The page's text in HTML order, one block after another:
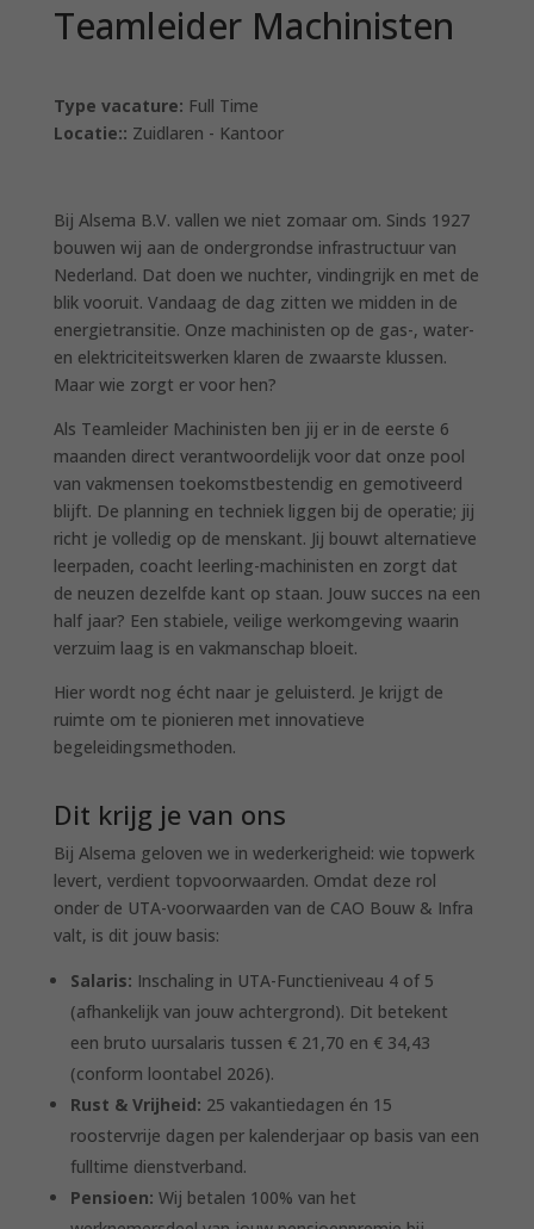
Teamleider Machinisten
Type vacature: Full Time
Locatie:: Zuidlaren - Kantoor
Bij Alsema B.V. vallen we niet zomaar om. Sinds 1927
bouwen wij aan de ondergrondse infrastructuur van
Nederland. Dat doen we nuchter, vindingrijk en met de
blik vooruit. Vandaag de dag zitten we midden in de
energietransitie. Onze machinisten op de gas-, water-
en elektriciteitswerken klaren de zwaarste klussen.
Maar wie zorgt er voor hen?
Als Teamleider Machinisten ben jij er in de eerste 6
maanden direct verantwoordelijk voor dat onze pool
van vakmensen toekomstbestendig en gemotiveerd
blijft. De planning en techniek liggen bij de operatie; jij
richt je volledig op de menskant. Jij bouwt alternatieve
leerpaden, coacht leerling-machinisten en zorgt dat
de neuzen dezelfde kant op staan. Jouw succes na een
half jaar? Een stabiele, veilige werkomgeving waarin
verzuim laag is en vakmanschap bloeit.
Hier wordt nog écht naar je geluisterd. Je krijgt de
ruimte om te pionieren met innovatieve
begeleidingsmethoden.
Dit krijg je van ons
Bij Alsema geloven we in wederkerigheid: wie topwerk
levert, verdient topvoorwaarden. Omdat deze rol
onder de UTA-voorwaarden van de CAO Bouw & Infra
valt, is dit jouw basis:
Salaris: Inschaling in UTA-Functieniveau 4 of 5
(afhankelijk van jouw achtergrond). Dit betekent
een bruto uursalaris tussen € 21,70 en € 34,43
(conform loontabel 2026).
Rust & Vrijheid: 25 vakantiedagen én 15
roostervrije dagen per kalenderjaar op basis van een
fulltime dienstverband.
Pensioen: Wij betalen 100% van het